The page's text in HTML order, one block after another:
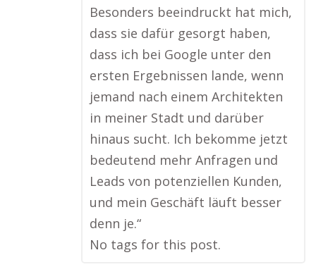
Besonders beeindruckt hat mich,
dass sie dafür gesorgt haben,
dass ich bei Google unter den
ersten Ergebnissen lande, wenn
jemand nach einem Architekten
in meiner Stadt und darüber
hinaus sucht. Ich bekomme jetzt
bedeutend mehr Anfragen und
Leads von potenziellen Kunden,
und mein Geschäft läuft besser
denn je.“
No tags for this post.